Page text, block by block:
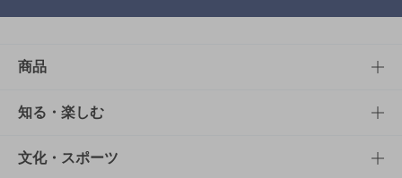
商品
商品TOP
商品一覧
知る・楽しむ
知る・楽しむTOP
文化・スポーツ